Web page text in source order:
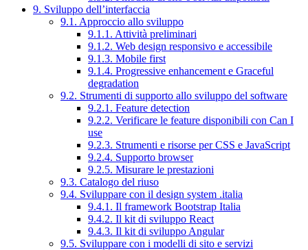
9. Sviluppo dell’interfaccia
9.1. Approccio allo sviluppo
9.1.1. Attività preliminari
9.1.2. Web design responsivo e accessibile
9.1.3. Mobile first
9.1.4. Progressive enhancement e Graceful
degradation
9.2. Strumenti di supporto allo sviluppo del software
9.2.1. Feature detection
9.2.2. Verificare le feature disponibili con Can I
use
9.2.3. Strumenti e risorse per CSS e JavaScript
9.2.4. Supporto browser
9.2.5. Misurare le prestazioni
9.3. Catalogo del riuso
9.4. Sviluppare con il design system .italia
9.4.1. Il framework Bootstrap Italia
9.4.2. Il kit di sviluppo React
9.4.3. Il kit di sviluppo Angular
9.5. Sviluppare con i modelli di sito e servizi